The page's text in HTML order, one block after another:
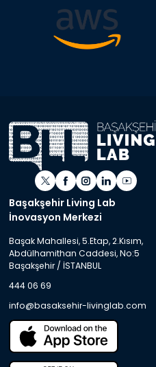
Başakşehir Living Lab
İnovasyon Merkezi
Başak Mahallesi, 5.Etap, 2.Kısım,
Abdülhamithan Caddesi, No:5
Başakşehir / İSTANBUL
444 06 69
info@basaksehir-livinglab.com